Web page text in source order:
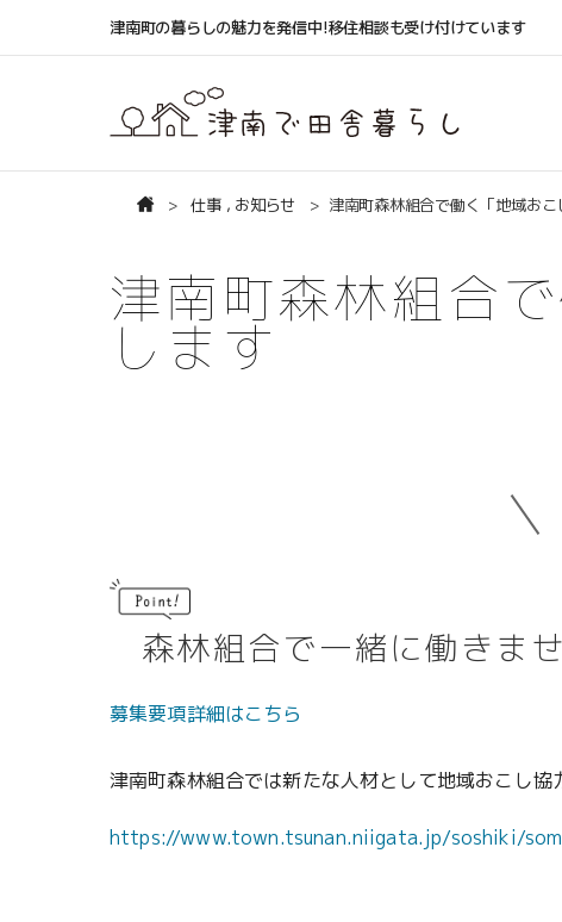
津南町の暮らしの魅力を発信中!移住相談も受け付けています
仕事 , お知らせ 津南町森林組合で働く「地域お
津南町森林組合
します
森林組合で一緒に働きま
募集要項詳細はこちら
津南町森林組合では新たな人材として地域おこし協
https://www.town.tsunan.niigata.jp/soshiki/